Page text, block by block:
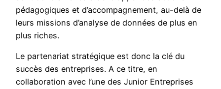
pédagogiques et d’accompagnement, au-delà de
leurs missions d’analyse de données de plus en
plus riches.
Le partenariat stratégique est donc la clé du
succès des entreprises. A ce titre, en
collaboration avec l’une des Junior Entreprises